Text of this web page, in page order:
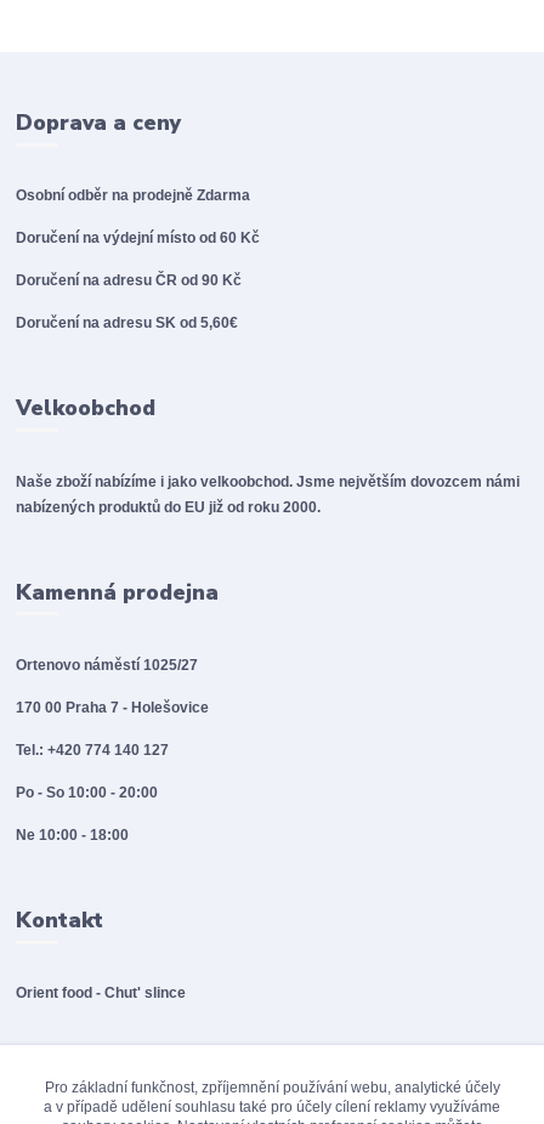
Doprava a ceny
Osobní odběr na prodejněZdarma
Doručení na výdejní místo od 60 Kč
Doručení na adresu ČR od 90 Kč
Doručení na adresu SK od 5,60€
Velkoobchod
Naše zboží nabízíme i jako velkoobchod. Jsme největším dovozcem námi
nabízených produktů do EU již od roku 2000.
Kamenná prodejna
Ortenovo náměstí 1025/27
170 00 Praha 7 - Holešovice
Tel.: +420 774 140 127
Po - So 10:00 - 20:00
Ne 10:00 - 18:00
Kontakt
Orient food - Chut' slince
Pro základní funkčnost, zpříjemnění používání webu, analytické účely
a v případě udělení souhlasu také pro účely cílení reklamy využíváme